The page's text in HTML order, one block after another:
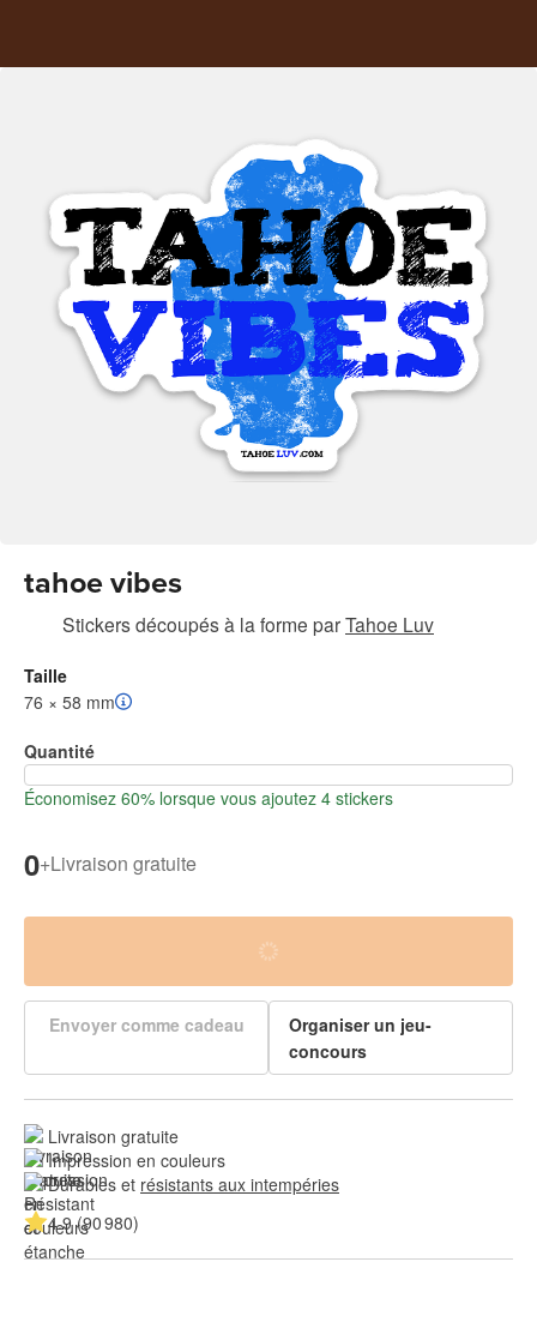
tahoe vibes
Stickers découpés à la forme parTahoe Luv
Taille
76 × 58 mm
Quantité
Économisez 60% lorsque vous ajoutez 4 stickers
0+Livraison gratuite
Envoyer comme cadeau
Organiser un jeu-
concours
Livraison gratuite
Impression en couleurs
Durables et résistants aux intempéries
4.9 (90 980)